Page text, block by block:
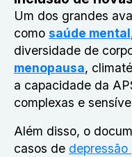
Um dos grandes
como saúde mental
diversidade de
menopausa,
a capacidade da
complexas e
Além disso, o
casos de